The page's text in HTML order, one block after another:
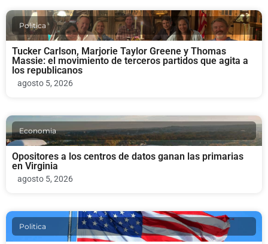
Politica
Tucker Carlson, Marjorie Taylor Greene y Thomas
Massie: el movimiento de terceros partidos que agita a
los republicanos
agosto 5, 2026
Economia
Opositores a los centros de datos ganan las primarias
en Virginia
agosto 5, 2026
Politica